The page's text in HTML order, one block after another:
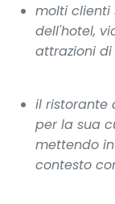
molti clienti
dell'hotel,
attrazioni
il ristorante
per la sua
mettendo
contesto